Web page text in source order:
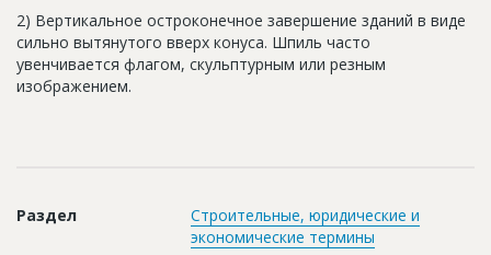
Платные услуги
Пресс-релизы
2) Вертикальное остроконечное завершение зданий в виде
сильно вытянутого вверх конуса. Шпиль часто
увенчивается флагом, скульптурным или резным
изображением.
Раздел
Строительные, юридические и
экономические термины